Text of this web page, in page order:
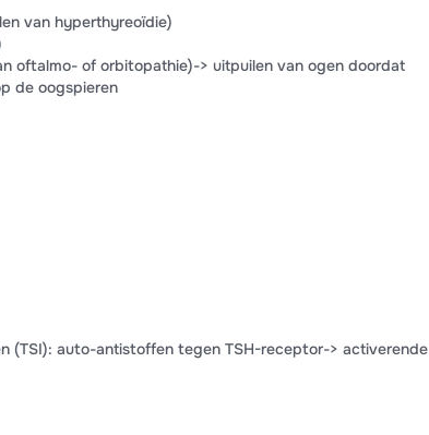
van hyperthyreoïdie)
oftalmo- of orbitopathie)-> uitpuilen van ogen doordat
de oogspieren
(TSI): auto-antistoffen tegen TSH-receptor-> activerende